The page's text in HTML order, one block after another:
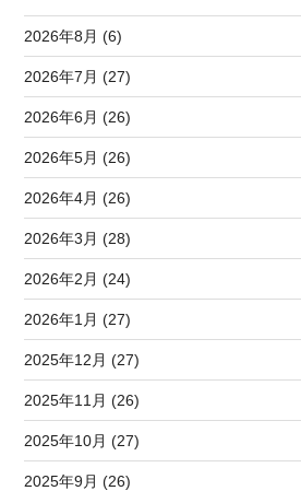
2026年8月 (6)
2026年7月 (27)
2026年6月 (26)
2026年5月 (26)
2026年4月 (26)
2026年3月 (28)
2026年2月 (24)
2026年1月 (27)
2025年12月 (27)
2025年11月 (26)
2025年10月 (27)
2025年9月 (26)